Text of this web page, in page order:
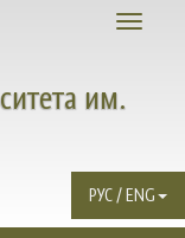
Toggle
им.
РУС / ENG